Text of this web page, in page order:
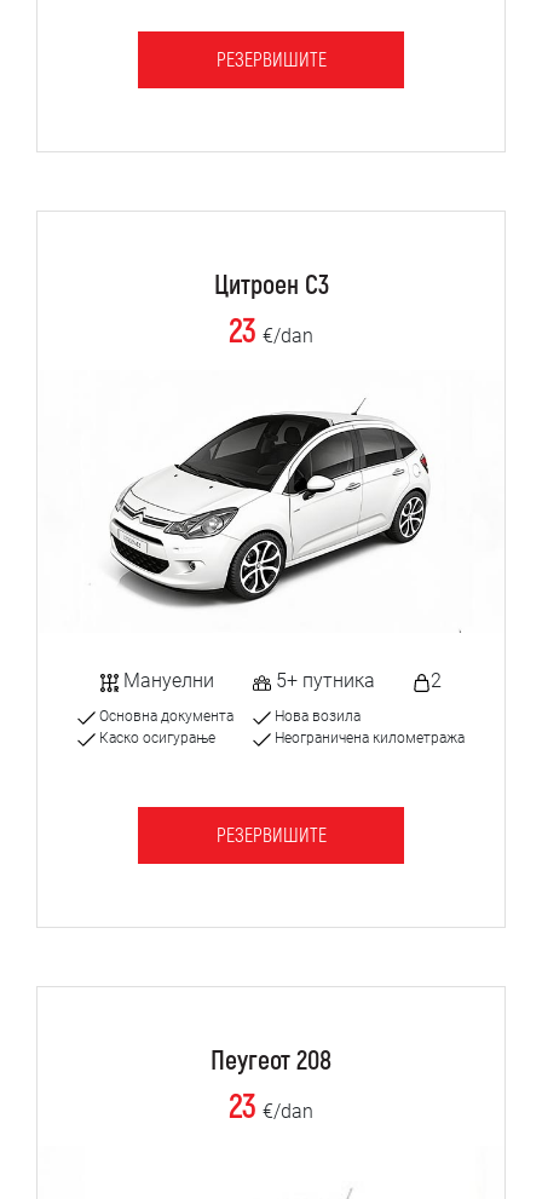
РЕЗЕРВИШИТЕ
Цитроен C3
23 €/dan
Мануелни 5+ путника 2
Основна документа
Каско осигурање
Нова возила
Неограничена километража
РЕЗЕРВИШИТЕ
Пеугеот 208
23 €/dan